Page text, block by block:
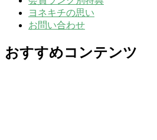
ヨネキチの思い
お問い合わせ
おすすめコンテンツ